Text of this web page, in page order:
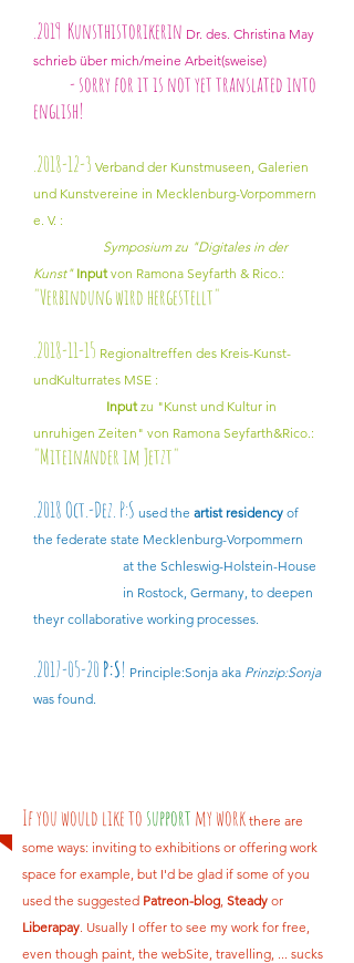
.2019 Kunsthistorikerin Dr. des. Christina May
schrieb über mich/meine Arbeit(sweise)
- sorry for it is not yet translated into
english!
.2018-12-3 Verband der Kunstmuseen, Galerien
und Kunstvereine in Mecklenburg-Vorpommern
e. V. :
Symposium zu "Digitales in der
Kunst" Inputvon Ramona Seyfarth & Rico.:
"Verbindung wird hergestellt"
.2018-11-15 Regionaltreffen des Kreis-Kunst-
undKulturrates MSE :
Inputzu "Kunst und Kultur in
unruhigen Zeiten" von Ramona Seyfarth&Rico.:
"Miteinander im Jetzt"
.2018 Oct.-Dez. P:S used the artist residency of
the federate state Mecklenburg-Vorpommern
at the Schleswig-Holstein-House
in Rostock, Germany, to deepen
theyr collaborative working processes.
.2017-05-20 P:S! Principle:Sonja aka Prinzip:Sonja
was found.
If you would like to support my work there are
some ways: inviting to exhibitions or offering work
space for example, but I'd be glad if some of you
used the suggested Patreon-blog, Steady or
Liberapay. Usually I offer to see my work for free,
even though paint, the webSite, travelling, ... sucks